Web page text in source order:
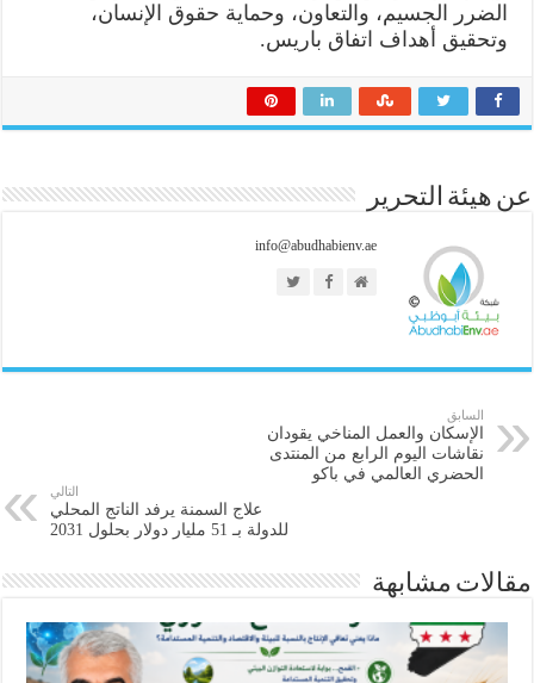
الضرر الجسيم، والتعاون، وحماية حقوق الإنسان،
وتحقيق أهداف اتفاق باريس.
عن هيئة التحرير
info@abudhabienv.ae
السابق
الإسكان والعمل المناخي يقودان
نقاشات اليوم الرابع من المنتدى
الحضري العالمي في باكو
التالي
علاج السمنة يرفد الناتج المحلي
للدولة بـ 51 مليار دولار بحلول 2031
مقالات مشابهة